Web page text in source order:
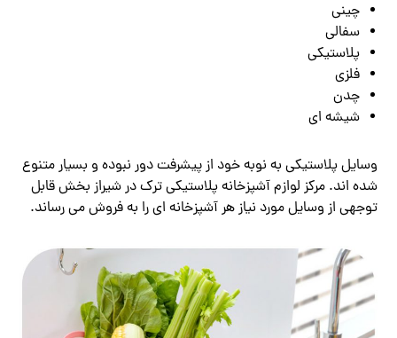
چینی
سفالی
پلاستیکی
فلزی
چدن
شیشه ای
وسایل پلاستیکی به نوبه خود از پیشرفت دور نبوده و بسیار متنوع
شده اند. مرکز لوازم آشپزخانه پلاستیکی ترک در شیراز بخش قابل
توجهی از وسایل مورد نیاز هر آشپزخانه ای را به فروش می رساند.